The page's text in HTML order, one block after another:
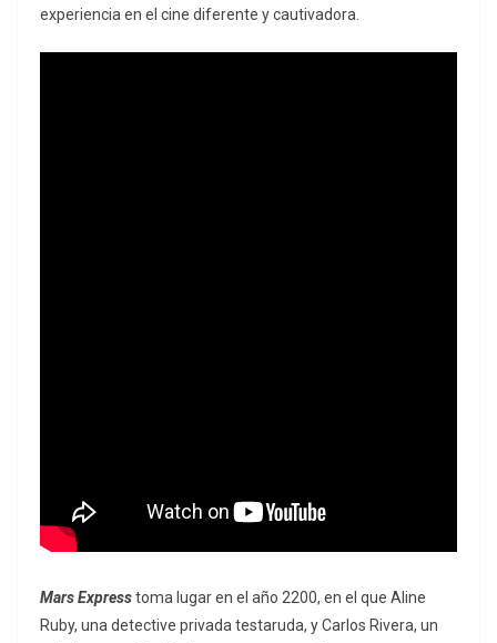
experiencia en el cine diferente y cautivadora.
Mars Expresstoma lugar en el año 2200, en el que Aline
Ruby, una detective privada testaruda, y Carlos Rivera, un